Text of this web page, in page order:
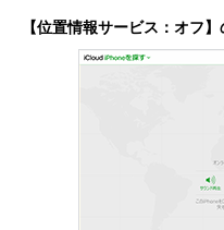
【位置情報サービス：オフ